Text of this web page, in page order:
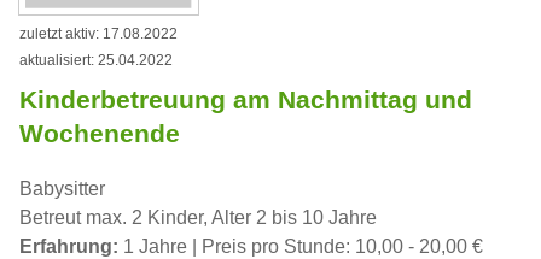
zuletzt aktiv: 17.08.2022
aktualisiert: 25.04.2022
Kinderbetreuung am Nachmittag und
Wochenende
Babysitter
Betreut max. 2 Kinder, Alter 2 bis 10 Jahre
Erfahrung: 1 Jahre | Preis pro Stunde: 10,00 - 20,00 €